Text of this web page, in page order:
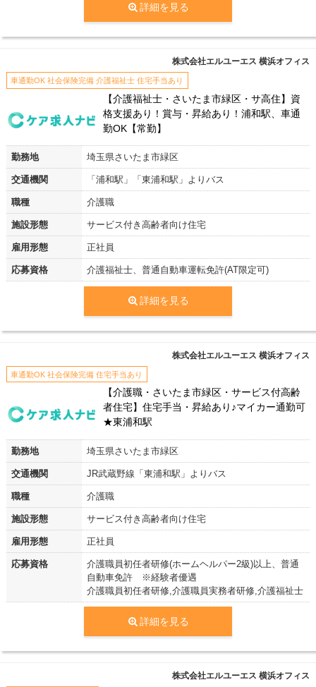
詳細を見る
株式会社エルユーエス 横浜オフィス
車通勤OK 社会保険完備 介護福祉士 住宅手当あり
【介護福祉士・さいたま市緑区・サ高住】資
格支援あり！賞与・昇給あり！浦和駅、車通
勤OK【常勤】
勤務地 埼玉県さいたま市緑区
交通機関 「浦和駅」「東浦和駅」よりバス
職種 介護職
施設形態 サービス付き高齢者向け住宅
雇用形態 正社員
応募資格 介護福祉士、普通自動車運転免許(AT限定可)
詳細を見る
株式会社エルユーエス 横浜オフィス
車通勤OK 社会保険完備 住宅手当あり
【介護職・さいたま市緑区・サービス付高齢
者住宅】住宅手当・昇給あり♪マイカー通勤可
★東浦和駅
勤務地 埼玉県さいたま市緑区
交通機関 JR武蔵野線「東浦和駅」よりバス
職種 介護職
施設形態 サービス付き高齢者向け住宅
雇用形態 正社員
応募資格
介護職員初任者研修(ホームヘルパー2級)以上、普通
自動車免許 ※経験者優遇
介護職員初任者研修,介護職員実務者研修,介護福祉士
詳細を見る
株式会社エルユーエス 横浜オフィス